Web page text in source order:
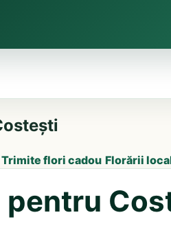
Trimite flori cadou Florării